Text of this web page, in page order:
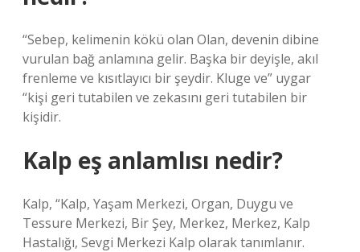
“Sebep, kelimenin kökü olan Olan, devenin dibine
vurulan bağ anlamına gelir. Başka bir deyişle, akıl
frenleme ve kısıtlayıcı bir şeydir. Kluge ve” uygar
“kişi geri tutabilen ve zekasını geri tutabilen bir
kişidir.
Kalp eş anlamlısı nedir?
Kalp, “Kalp, Yaşam Merkezi, Organ, Duygu ve
Tessure Merkezi, Bir Şey, Merkez, Merkez, Kalp
Hastalığı, Sevgi Merkezi Kalp olarak tanımlanır.